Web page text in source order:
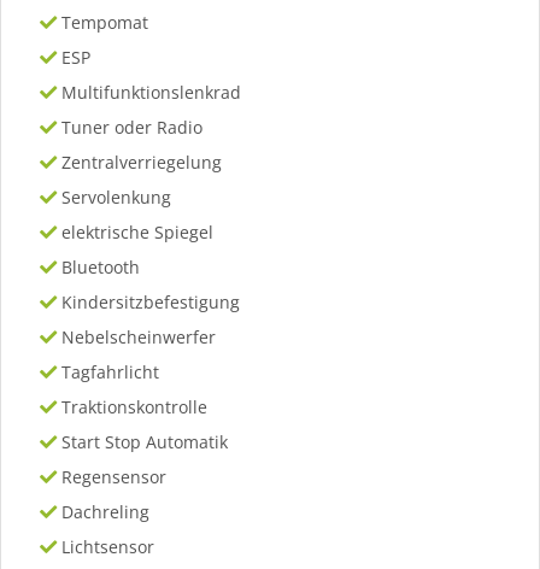
Tempomat
ESP
Multifunktionslenkrad
Tuner oder Radio
Zentralverriegelung
Servolenkung
elektrische Spiegel
Bluetooth
Kindersitzbefestigung
Nebelscheinwerfer
Tagfahrlicht
Traktionskontrolle
Start Stop Automatik
Regensensor
Dachreling
Lichtsensor